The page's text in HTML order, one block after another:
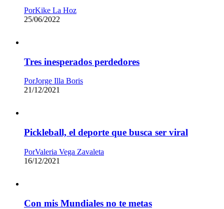
PorKike La Hoz
25/06/2022
Tres inesperados perdedores
PorJorge Illa Boris
21/12/2021
Pickleball, el deporte que busca ser viral
PorValeria Vega Zavaleta
16/12/2021
Con mis Mundiales no te metas